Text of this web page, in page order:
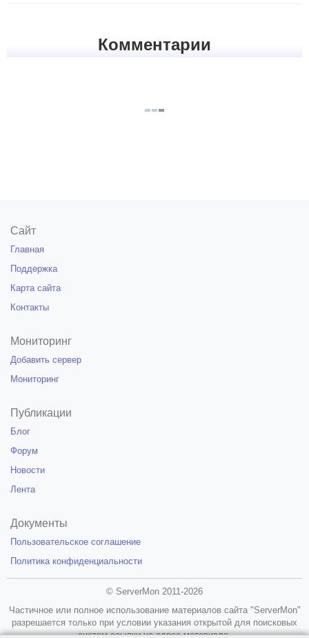
Комментарии
Сайт
Главная
Поддержка
Карта сайта
Контакты
Мониторинг
Добавить сервер
Мониторинг
Публикации
Блог
Форум
Новости
Лента
Документы
Пользовательское соглашение
Политика конфиденциальности
© ServerMon 2011-2026
Частичное или полное использование материалов сайта "ServerMon"
разрешается только при условии указания открытой для поисковых
систем ссылки на адрес материала.